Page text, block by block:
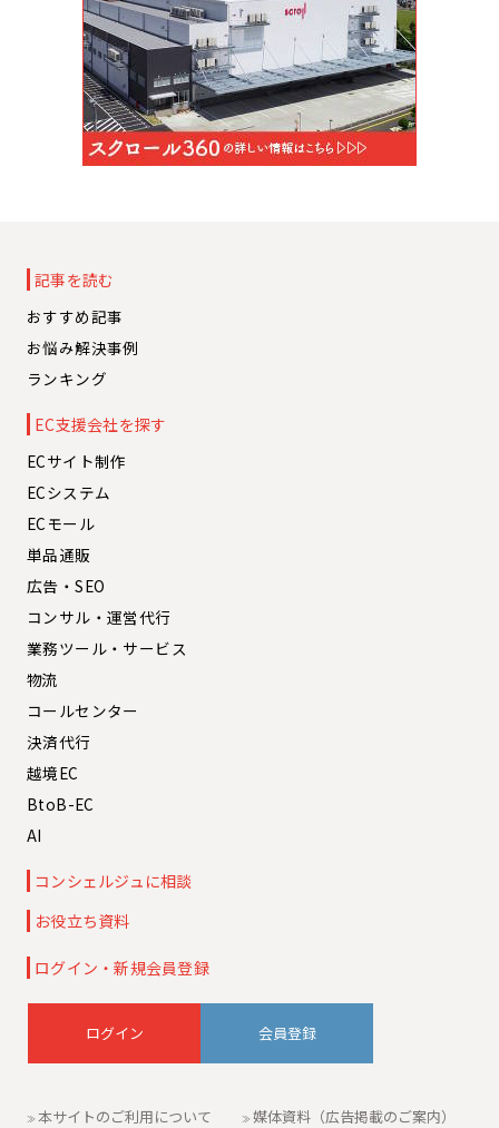
記事を読む
おすすめ記事
お悩み解決事例
ランキング
EC支援会社を探す
ECサイト制作
ECシステム
ECモール
単品通販
広告・SEO
コンサル・運営代行
業務ツール・サービス
物流
コールセンター
決済代行
越境EC
BtoB-EC
AI
コンシェルジュに相談
お役立ち資料
ログイン・新規会員登録
会員登録
本サイトのご利用について
媒体資料（広告掲載のご案内）